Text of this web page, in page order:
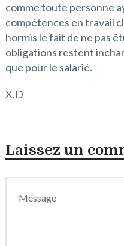
comme toute personne
compétences en travail
hormis le fait de ne pas
obligations restent
que pour le salarié.
X.D
Laissez un